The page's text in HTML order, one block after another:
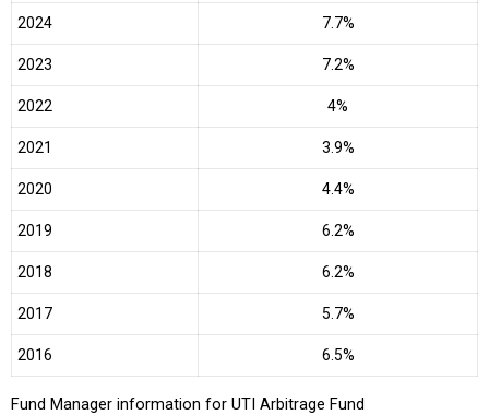
2024 7.7%
2023 7.2%
2022 4%
2021 3.9%
2020 4.4%
2019 6.2%
2018 6.2%
2017 5.7%
2016 6.5%
Fund Manager information for UTI Arbitrage Fund